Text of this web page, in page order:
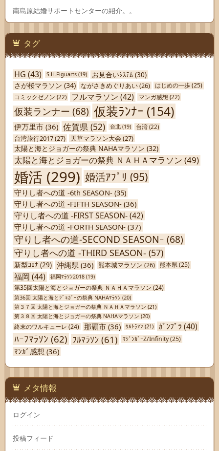
南島原結婚サポートセンターの紹介。。
タグ
HG (43) S.H.Figuarts (19) お見合いｼｽﾃﾑ (30)
さが桜マラソン (34) ながさきめぐりあい(26) はじめの一歩(25)
コミックゼノン (22) フルマラソン (42) マンガ感想 (22)
仮装ランナー (68) 仮装ﾗﾝﾅｰ (154)
伊万里市 (36) 佐賀県 (52) 台北 (19) 台湾 (22)
台湾旅行2017(27) 天草マラソン大会 (27)
太陽と海とジョガーの祭典 NAHAマラソン (32)
太陽と海とジョガーの祭典 ＮＡＨＡマラソン (49)
婚活 (299) 婚活ｱﾌﾟﾘ (95)
守りし者への道 -6th SEASON- (35)
守りし者への道 -FIFTH SEASON- (36)
守りし者への道 -FIRST SEASON-(42)
守りし者への道 -FORTH SEASON- (37)
守りし者への道-SECOND SEASONｰ (68)
守りし者への道 -THIRD SEASON- (57)
新型ｺﾛﾅ (29) 沖縄県 (36) 熊本城マラソン (26) 熊本県(25)
福岡 (44) 福岡ﾏﾗｿﾝ2018 (19)
第35回太陽と海とジョガーの祭典 ＮＡＨＡマラソン (24)
第36回 太陽と海とｼﾞｮｶﾞｰの祭典 NAHAﾏﾗｿﾝ (20)
第３７回 太陽と海とジョガーの祭典 ＮＡＨＡマラソン (21)
第３８回 太陽と海とジョガーの祭典 NAHAマラソン (20)
終末のワルキューレ (24) 那覇市 (36) ｳﾙﾄﾗﾏﾝ (21) ｶﾞﾝﾌﾟﾗ (40)
ﾊｰﾌﾏﾗｿﾝ (62) ﾌﾙﾏﾗｿﾝ (61) ﾏｼﾞﾝｶﾞｰZ/Infinity(25)
ﾏﾝｶﾞ感想 (36)
メタ情報
ログイン
投稿フィード